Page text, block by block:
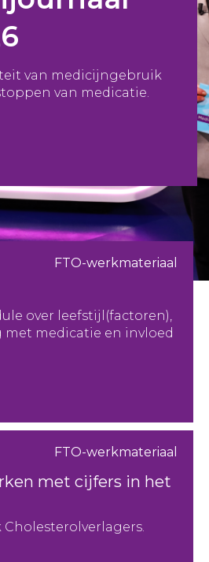
van medicijngebruik
van medicatie.
FTO-werkmateriaal
over leefstijl(factoren),
met medicatie en invloed
FTO-werkmateriaal
met cijfers in het